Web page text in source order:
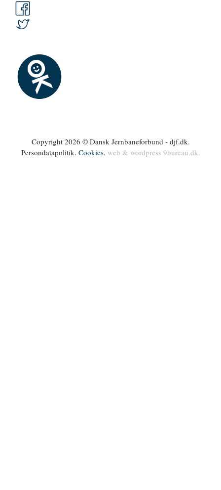
Copyright 2026 © Dansk Jernbaneforbund - djf.dk.
Persondatapolitik. Cookies. web & wordpress 9bureau.dk.